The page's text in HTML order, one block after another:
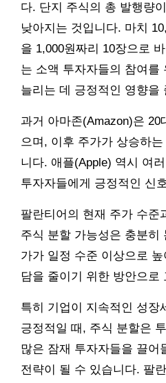
다. 단지 주식의 총 발행량
낮아지는 것입니다. 마치
을 1,000원짜리 10장으로
는 소액 투자자들의 참여를
늘리는 데 긍정적인 영향을
과거 아마존(Amazon)은 20
으며, 이후 주가가 상승하
니다. 애플(Apple) 역시 여
투자자들에게 긍정적인 신
팔란티어의 현재 주가 수준
주식 분할 가능성은 충분히
가가 일정 수준 이상으로
담을 줄이기 위한 방안으로
특히 기업이 지속적인 성장
긍정적일 때, 주식 분할은
많은 잠재 투자자들을 끌어
전략이 될 수 있습니다. 팔